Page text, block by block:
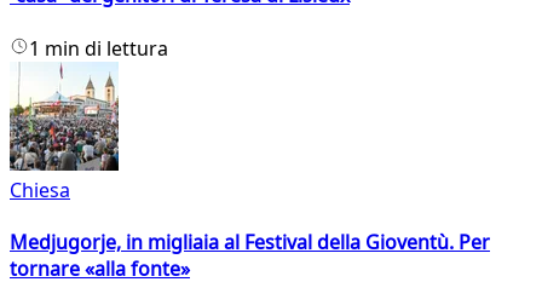
1 min di lettura
Chiesa
Medjugorje, in migliaia al Festival della Gioventù. Per
tornare «alla fonte»